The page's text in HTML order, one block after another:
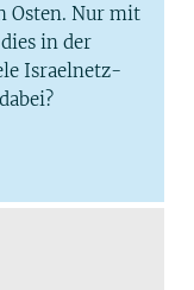
Osten. Nur mit
in der
Israelnetz-